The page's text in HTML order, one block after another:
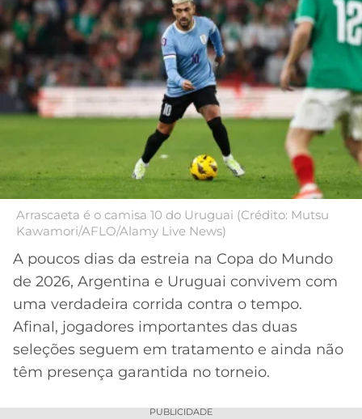
CÓDIGO
DE
INDICAÇÃO
BET365
CÓDIGO
MELHORES
APPS
APOSTAS
CASSINOS
ONLINE
MELHORES
CASSINOS
ONLINE
CORINTHIANS
SÃO
PAULO
SANTOS
FLAMENGO
BOTAFOGO
VASCO
INTERNACIONAL
GRÊMIO
LIBERTADORES
COPA
DO
BRASIL
COPA
SUL-
AMERICANA
LIGA
DOS
CAMPEÕES
LALIGA
MERCADO
DA
BOLA
PALPITES
Arrascaeta é o camisa 10 do Uruguai (Crédito: Mutsu
Kawamori/AFLO/Alamy Live News)
A poucos dias da estreia na Copa do Mundo
de 2026, Argentina e Uruguai convivem com
uma verdadeira corrida contra o tempo.
Afinal, jogadores importantes das duas
seleções seguem em tratamento e ainda não
têm presença garantida no torneio.
PUBLICIDADE